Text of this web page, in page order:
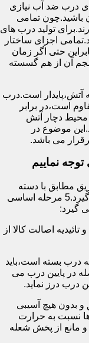
ی درب ضد آب نیازی
باشید.چون تمامی
تولید درب های
اجزای ساختار
حتی اگر زمان
آن از هم گسسته
است.درب
است،در برابر
محیط دچار آتش
موضوع در
می باشد.
نماییم
مطابق با دسته
بندی و مقاومت آن ها،باید تست روی آن انجام گیرد.5 مرحله اساسی
گیرد:
اصالت کالا از
درب بسته است،باید
در پایین درب می
و بدون هیچ آسیبی
نسبت به حرارت
مانع از پخش شعله